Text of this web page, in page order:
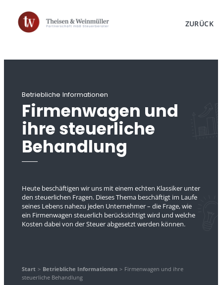
ZURÜCK
Betriebliche Informationen
Firmenwagen und
ihre steuerliche
Behandlung
Heute beschäftigen wir uns mit einem echten Klassiker unter
den steuerlichen Fragen. Dieses Thema beschäftigt im Laufe
seines Lebens nahezu jeden Unternehmer – die Frage, wie
ein Firmenwagen steuerlich berücksichtigt wird und welche
Kosten dabei von der Steuer abgesetzt werden können.
Start > Betriebliche Informationen > Firmenwagen und ihre
steuerliche Behandlung